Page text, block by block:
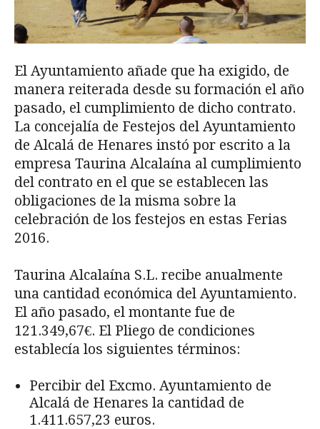
El Ayuntamiento añade que ha exigido, de
manera reiterada desde su formación el año
pasado, el cumplimiento de dicho contrato.
La concejalía de Festejos del Ayuntamiento
de Alcalá de Henares instó por escrito a la
empresa Taurina Alcalaína al cumplimiento
del contrato en el que se establecen las
obligaciones de la misma sobre la
celebración de los festejos en estas Ferias
2016.
Taurina Alcalaína S.L. recibe anualmente
una cantidad económica del Ayuntamiento.
El año pasado, el montante fue de
121.349,67€. El Pliego de condiciones
establecía los siguientes términos:
Percibir del Excmo. Ayuntamiento de
Alcalá de Henares la cantidad de
1.411.657,23 euros.